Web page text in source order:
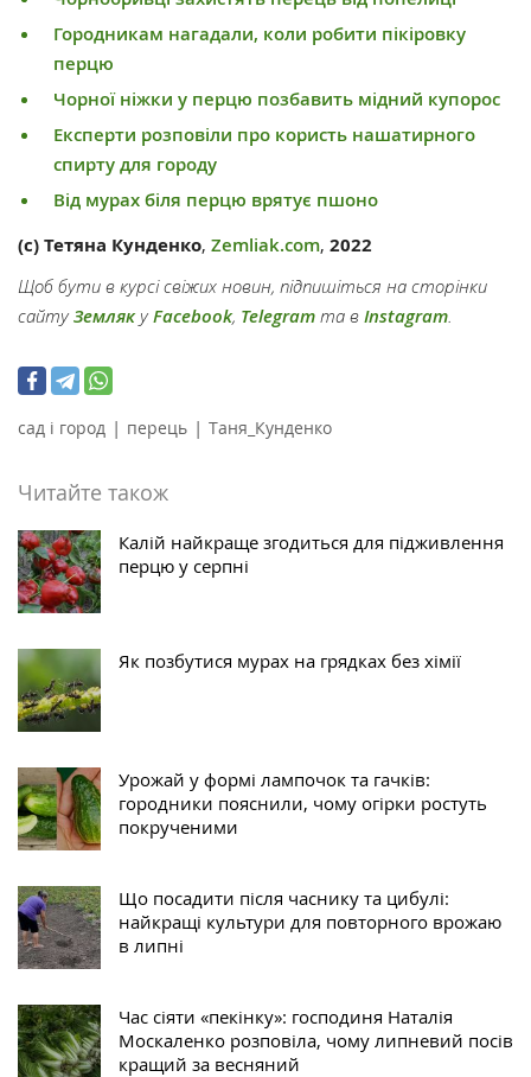
Городникам нагадали, коли робити пікіровку
перцю
Чорної ніжки у перцю позбавить мідний купорос
Експерти розповіли про користь нашатирного
спирту для городу
Від мурах біля перцю врятує пшоно
(с) Тетяна Кунденко, Zemliak.com, 2022
Щоб бути в курсі свіжих новин, підпишіться на сторінки
сайтуЗемлякуFacebook, Telegram та в Instagram
сад і город | перець | Таня_Кунденко
Читайте також
Калій найкраще згодиться для підживлення
перцю у серпні
Як позбутися мурах на грядках без хімії
Урожай у формі лампочок та гачків:
городники пояснили, чому огірки ростуть
покрученими
Що посадити після часнику та цибулі:
найкращі культури для повторного врожаю
в липні
Час сіяти «пекінку»: господиня Наталія
Москаленко розповіла, чому липневий посів
кращий за весняний